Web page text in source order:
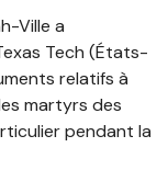
Ville a
Tech (États-
relatifs à
martyrs des
pendant la